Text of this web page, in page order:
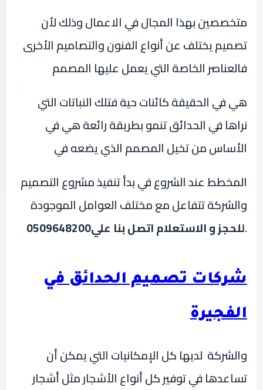
متخصصين بهذا المجال في الاعمال وذلك لأن
تصميم يختلف عن أنواع الفنون والتصاميم الأخرى
فالعناصر الخاصة التي يعمل عليها المصمم
هي في الحقيقة كائنات حية فتلك النباتات التي
نراها في الحدائق تنمو بطريقة رائعة هي في
الأساس من تخيل المصمم الذي يضعه في
المخطط عند الشروع في بدأ تنفيذ مشروع التصميم
والشركة تتفاعل مع مختلف العوامل الموجودة
.للحجز و الاستعلام اتصل بنا علي0509648200
شركات تصميم الحدائق في
الفجيرة
والشركة لديها كل الإمكانيات التي يمكن أن
تساعدها في توفير كل أنواع الأشجار مثل أشجار